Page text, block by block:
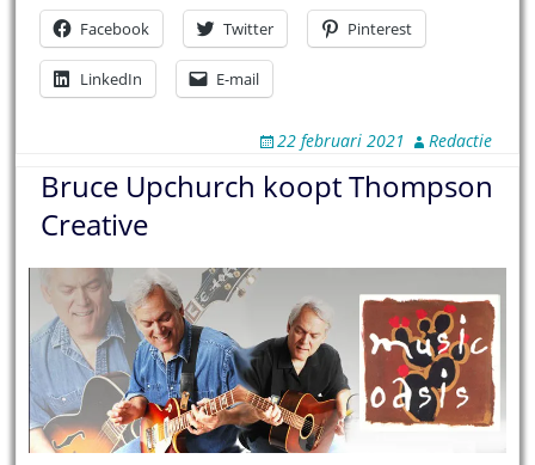
Facebook Twitter Pinterest
LinkedIn E-mail
22 februari 2021 Redactie
Bruce Upchurch koopt Thompson
Creative